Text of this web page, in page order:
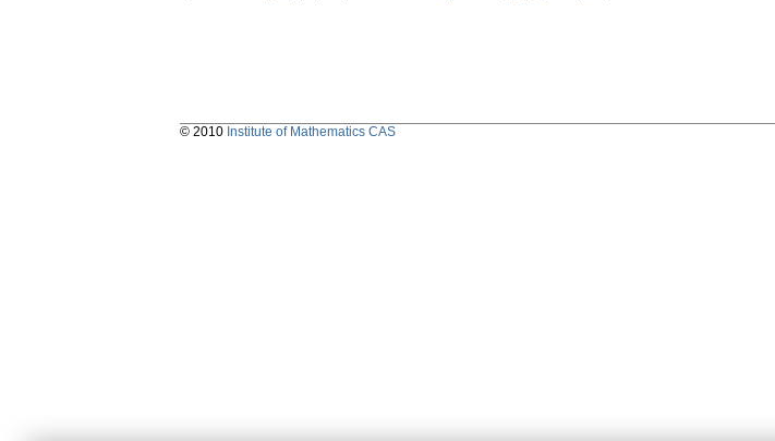
© 2010 Institute of Mathematics CAS